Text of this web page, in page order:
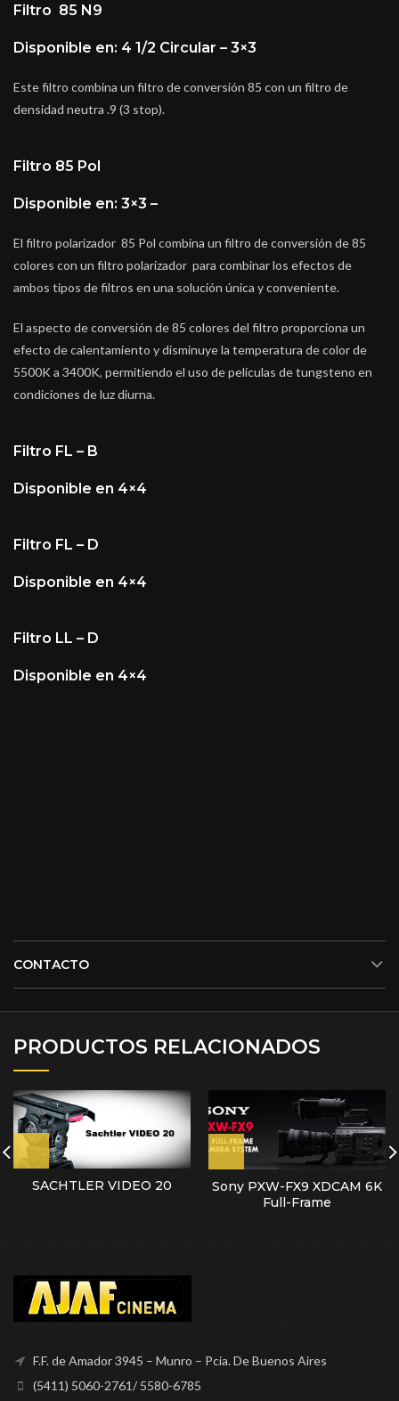
Filtro 85 N9
Disponible en: 4 1/2 Circular – 3×3
Este filtro combina un filtro de conversión 85 con un filtro de
densidad neutra .9 (3 stop).
Filtro 85 Pol
Disponible en: 3×3 –
El filtro polarizador 85 Pol combina un filtro de conversión de 85
colores con un filtro polarizador para combinar los efectos de
ambos tipos de filtros en una solución única y conveniente.
El aspecto de conversión de 85 colores del filtro proporciona un
efecto de calentamiento y disminuye la temperatura de color de
5500K a 3400K, permitiendo el uso de películas de tungsteno en
condiciones de luz diurna.
Filtro FL – B
Disponible en 4×4
Filtro FL – D
Disponible en 4×4
Filtro LL – D
Disponible en 4×4
CONTACTO
PRODUCTOS RELACIONADOS
SACHTLER VIDEO 20
Sony PXW-FX9 XDCAM 6K
Full-Frame
F.F. de Amador 3945 – Munro – Pcia. De Buenos Aires
(5411) 5060-2761/ 5580-6785